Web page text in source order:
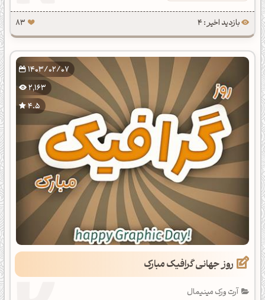
بازدید اخیر : 4 83
1403/02/07
2,163
4.5
روز جهانی گرافیک مبارک
آرت ورک مینیمال